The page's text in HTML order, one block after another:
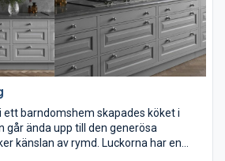
ett barndomshem skapades köket i
går ända upp till den generösa
känslan av rymd. Luckorna har en